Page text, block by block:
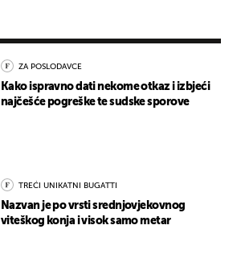
ZA POSLODAVCE
Kako ispravno dati nekome otkaz i izbjeći
najčešće pogreške te sudske sporove
TREĆI UNIKATNI BUGATTI
Nazvan je po vrsti srednjovjekovnog
viteškog konja i visok samo metar